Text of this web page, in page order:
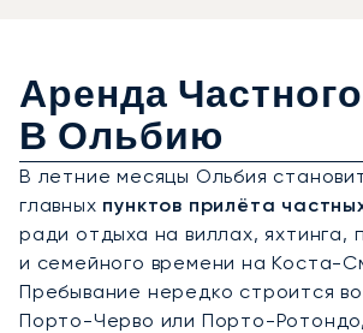
Аренда
В Ольбию
В летние месяцы Ольбия
главных пунктов прилёта
ради отдыха на виллах, яхтинга,
и семейного времени на Коста-
Пребывание нередко строится
Порто-Черво или Порто-Ротондо,